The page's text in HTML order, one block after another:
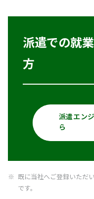
派遣での就
方
派遣エン
ら
既に当社へご登録いただ
です。